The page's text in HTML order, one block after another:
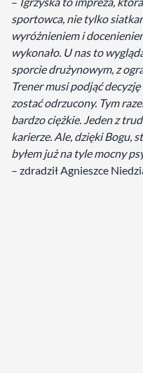
sportowca, nie tylko
wyróżnieniem i
wykonało. U nas to
sporcie drużynowym, z
Trener musi podjąć
zostać odrzucony. Tym
bardzo ciężkie. Jeden z
karierze. Ale, dzięki Bogu,
byłem już na tyle mocny
– zdradził Agnieszce